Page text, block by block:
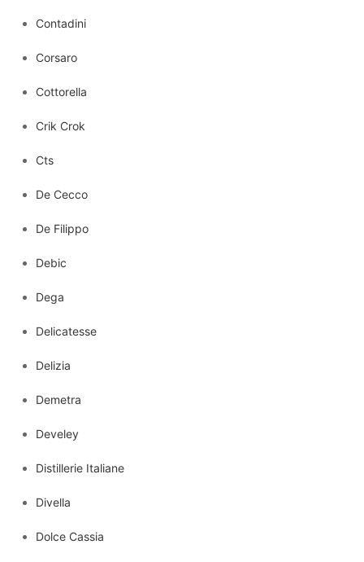
Contadini
Corsaro
Cottorella
Crik Crok
Cts
De Cecco
De Filippo
Debic
Dega
Delicatesse
Delizia
Demetra
Develey
Distillerie Italiane
Divella
Dolce Cassia